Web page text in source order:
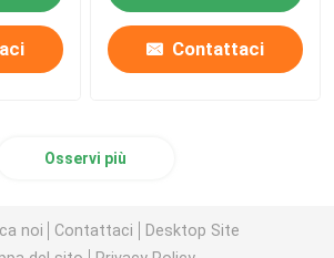
Contattaci
Osservi più
noi Contattaci
Desktop Site